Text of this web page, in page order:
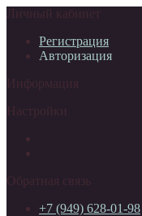
Личный кабинет
Регистрация
Авторизация
Информация
Настройки
Обратная связь
+7 (949) 628-01-98